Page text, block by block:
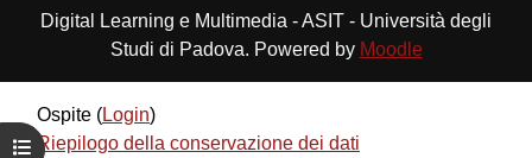
Apri indice del corso
Digital Learning e Multimedia - ASIT - Università degli
Studi di Padova. Powered by Moodle
Ospite (Login)
Riepilogo della conservazione dei dati